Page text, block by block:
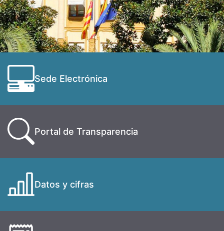
Sede Electrónica
Portal de Transparencia
Datos y cifras